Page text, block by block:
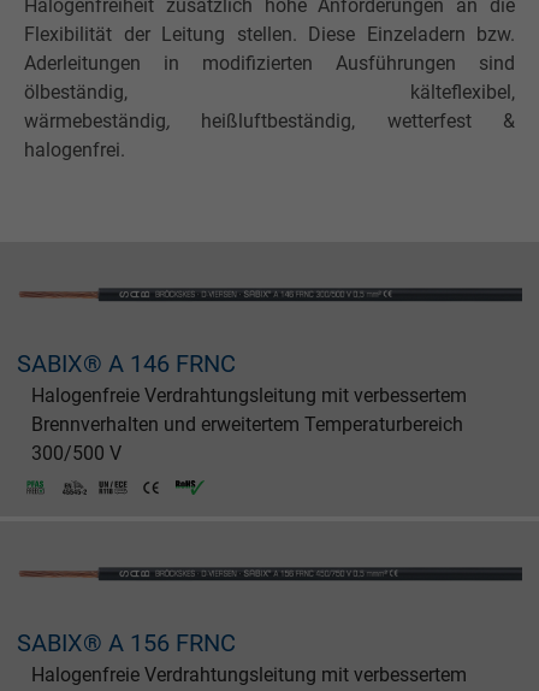
Halogenfreiheit zusätzlich hohe Anforderungen an die
Flexibilität der Leitung stellen. Diese Einzeladern bzw.
Aderleitungen in modifizierten Ausführungen sind
ölbeständig, kälteflexibel,
wärmebeständig, heißluftbeständig, wetterfest &
halogenfrei.
SABIX® A 146 FRNC
Halogenfreie Verdrahtungsleitung mit verbessertem
Brennverhalten und erweitertem Temperaturbereich
300/500 V
SABIX® A 156 FRNC
Halogenfreie Verdrahtungsleitung mit verbessertem